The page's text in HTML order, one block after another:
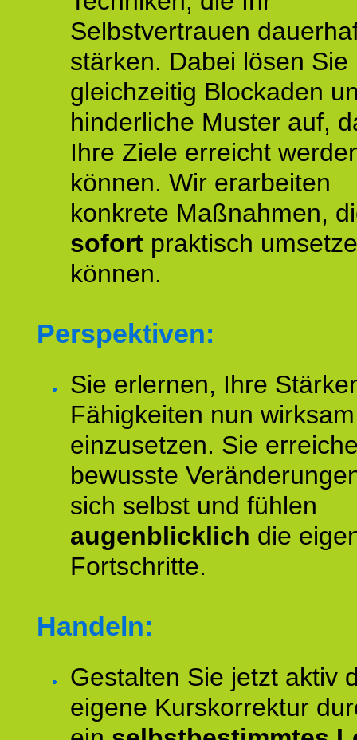
Selbstvertrauen
stärken. Dabei lösen Sie
gleichzeitig Blockaden
hinderliche Muster auf,
Ihre Ziele erreicht
können. Wir erarbeiten
konkrete Maßnahmen,
sofort praktisch
können.
Perspektiven:
Sie erlernen, Ihre
Fähigkeiten nun wirksam
einzusetzen. Sie
bewusste
sich selbst und fühlen
augenblicklich die
Fortschritte.
Handeln:
Gestalten Sie jetzt aktiv
eigene Kurskorrektur